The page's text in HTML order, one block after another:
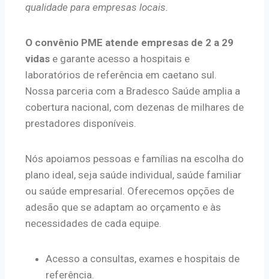
qualidade para empresas locais.
O convênio PME atende empresas de 2 a 29
vidas e garante acesso a hospitais e
laboratórios de referência em caetano sul.
Nossa parceria com a Bradesco Saúde amplia a
cobertura nacional, com dezenas de milhares de
prestadores disponíveis.
Nós apoiamos pessoas e famílias na escolha do
plano ideal, seja saúde individual, saúde familiar
ou saúde empresarial. Oferecemos opções de
adesão que se adaptam ao orçamento e às
necessidades de cada equipe.
Acesso a consultas, exames e hospitais de
referência.